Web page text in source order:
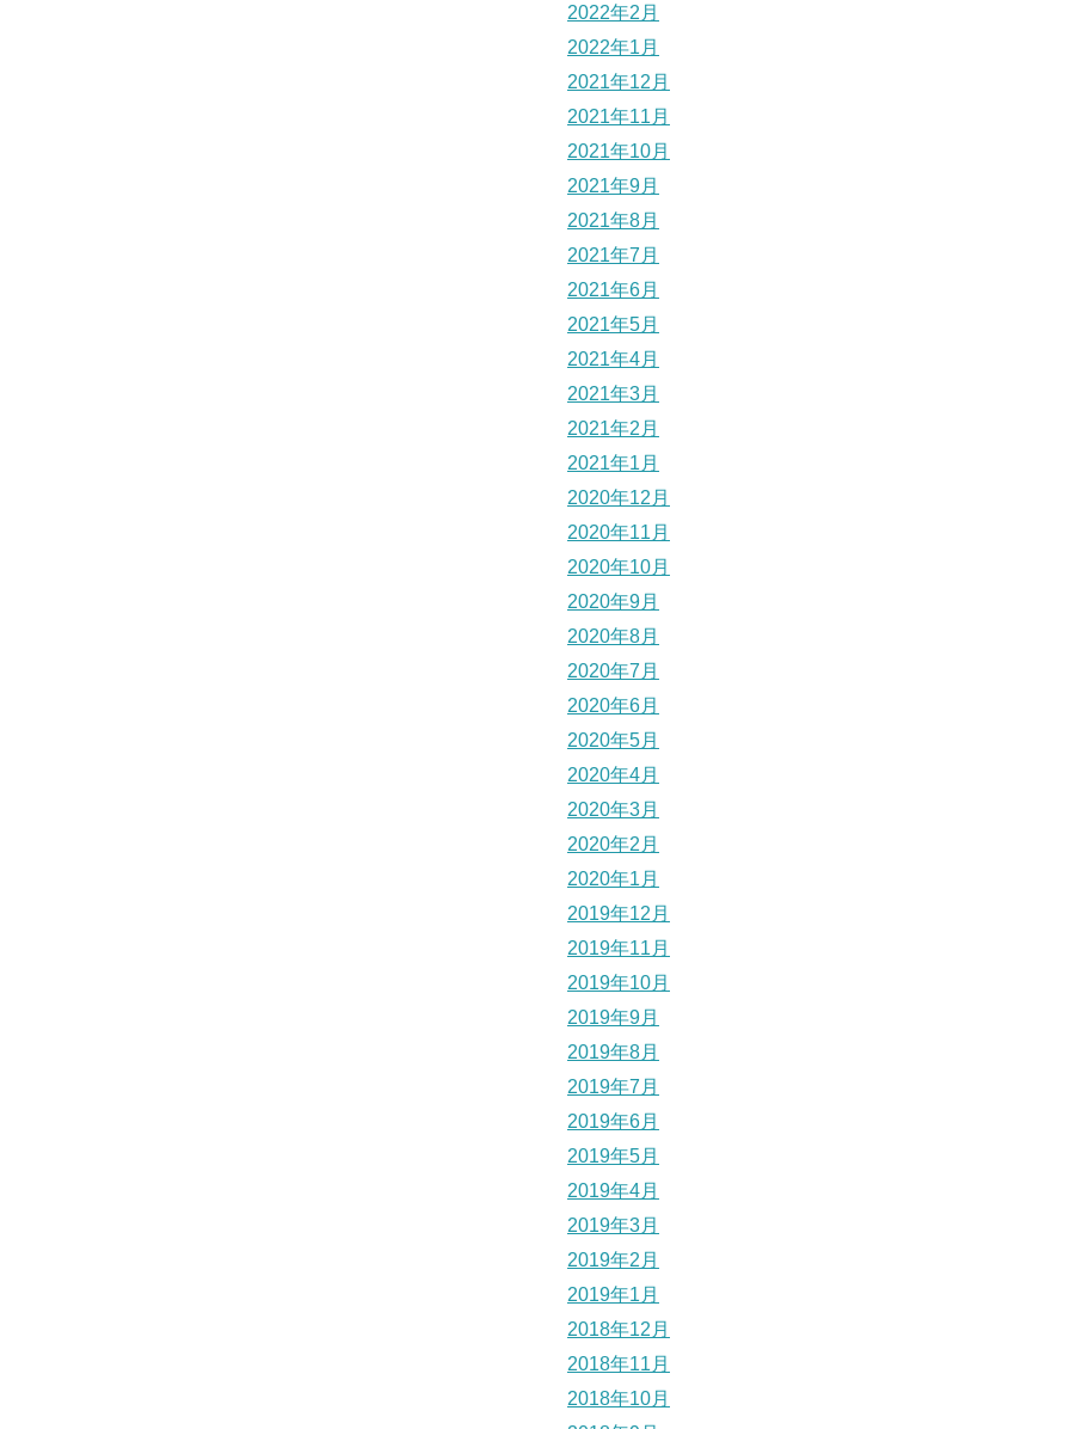
2022年2月
2022年1月
2021年12月
2021年11月
2021年10月
2021年9月
2021年8月
2021年7月
2021年6月
2021年5月
2021年4月
2021年3月
2021年2月
2021年1月
2020年12月
2020年11月
2020年10月
2020年9月
2020年8月
2020年7月
2020年6月
2020年5月
2020年4月
2020年3月
2020年2月
2020年1月
2019年12月
2019年11月
2019年10月
2019年9月
2019年8月
2019年7月
2019年6月
2019年5月
2019年4月
2019年3月
2019年2月
2019年1月
2018年12月
2018年11月
2018年10月